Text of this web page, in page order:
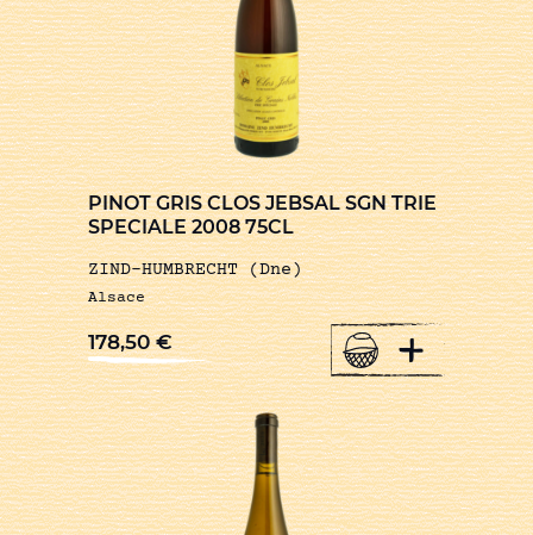
PINOT GRIS CLOS JEBSAL SGN TRIE
SPECIALE 2008 75CL
ZIND-HUMBRECHT (Dne)
Alsace
178,50€ +